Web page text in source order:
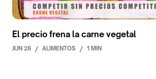
El precio frena la carne vegetal
JUN 26 / ALIMENTOS / 1 MIN